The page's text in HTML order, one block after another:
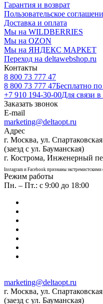
Гарантия и возврат
Пользовательское
Доставка и оплата
Мы на WILDBERRIES
Мы на OZON
Мы на ЯНДЕКС МАРКЕТ
Переход на deltawebshop.ru
Контакты
8 800 73 777 47
8 800 73 777 47Бесплатно
+7 910 194-30-00Для связи
Заказать звонок
E-mail
marketing@deltaopt.ru
Адрес
г. Москва, ул.
(заезд с ул. Бауманская)
г. Кострома, Инженерный
Instagram и Facebook признаны
Режим работы
Пн. – Пт.: с 9:00 до 18:00
marketing@deltaopt.ru
г. Москва, ул.
(заезд с ул. Бауманская)